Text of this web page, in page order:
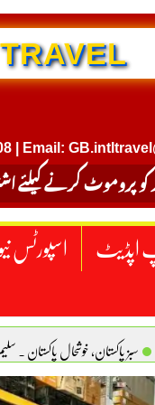
کو پروموٹ کرنے کیلئے
اپڈیٹ اسپورٹس
سبز پاکستان، خوشحال پاکستان .
کی اصل پہچان. یاسر